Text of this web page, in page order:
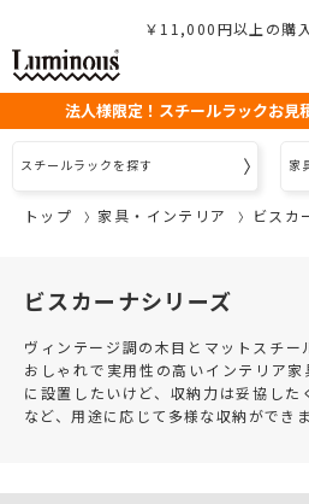
￥11,000円以上の購
法人様限定！スチールラックお見
スチールラックを探す 家
トップ 家具・インテリア ビスカ
ビスカーナシリーズ
ヴィンテージ調の木目とマットスチー
おしゃれで実用性の高いインテリア家
に設置したいけど、収納力は妥協し
など、用途に応じて多様な収納ができま